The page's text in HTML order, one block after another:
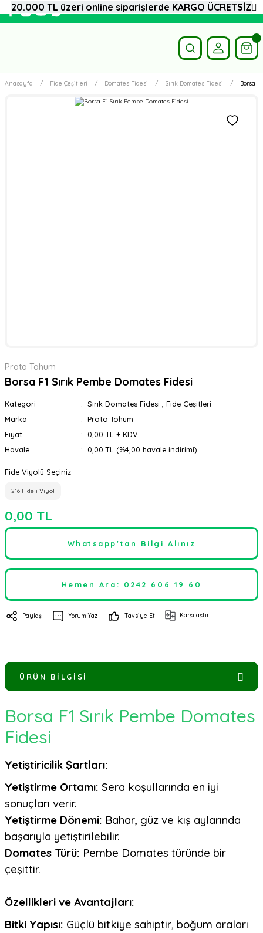
Anasayfa Fide Çeşitleri Domates Fidesi Sırık Domates Fidesi Borsa
Proto Tohum
Borsa F1 Sırık Pembe Domates Fidesi
Kategori Sırık Domates Fidesi
Fide Çeşitleri
Marka
Proto Tohum
Fiyat
0,00 TL + KDV
Havale
0,00 TL (%4,00 havale indirimi)
Fide Viyolü Seçiniz
216 Fideli Viyol
0,00 TL
Whatsapp'tan Bilgi Alınız
Hemen Ara: 0242 606 19 60
Paylaş Yorum Yaz Tavsiye Et Karşılaştır
ÜRÜN BILGISI
Borsa F1 Sırık Pembe Domates
Fidesi
Yetiştiricilik Şartları:
Yetiştirme Ortamı: Sera koşullarında en iyi
sonuçları verir.
Yetiştirme Dönemi: Bahar, güz ve kış aylarında
başarıyla yetiştirilebilir.
Domates Türü: Pembe Domates türünde bir
çeşittir.
Özellikleri ve Avantajları:
Bitki Yapısı: Güçlü bitkiye sahiptir, boğum araları
20.000 TL üzeri online siparişlerde KARGO ÜCRETSİZ